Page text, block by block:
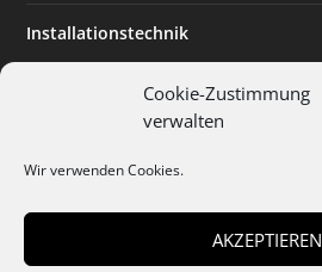
Cookie-Zustimmung
verwalten
Wir verwenden Cookies.
AKZEPTIEREN
Installationstechnik
Planen & Bauen
Installateur des Monats